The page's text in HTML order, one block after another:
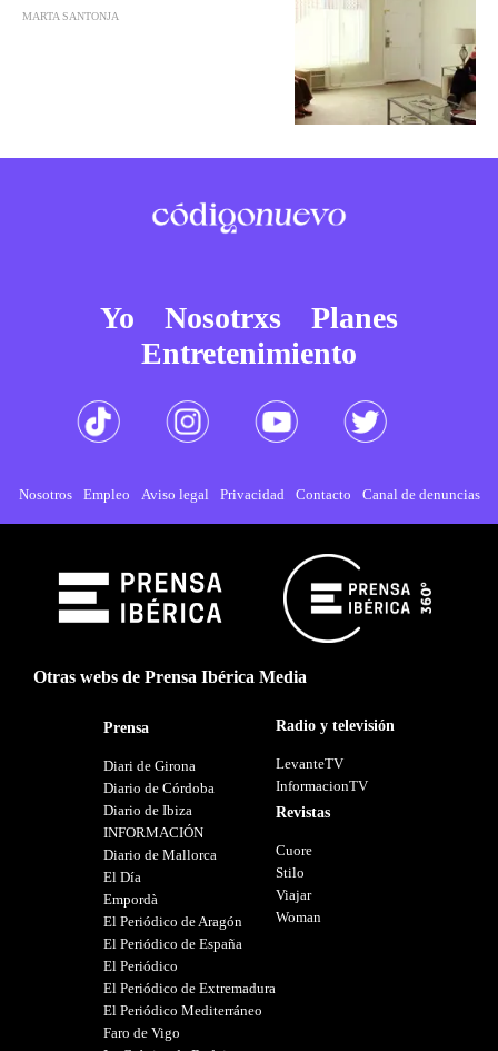
MARTA SANTONJA
Yo Nosotrxs
Planes
Entretenimiento
Nosotros Empleo Aviso legal Privacidad Contacto Canal de denuncias
Otras webs de Prensa Ibérica Media
Prensa
Diari de Girona
Diario de Córdoba
Diario de Ibiza
INFORMACIÓN
Diario de Mallorca
El Día
Empordà
El Periódico de Aragón
El Periódico de España
El Periódico
El Periódico de Extremadura
El Periódico Mediterráneo
Faro de Vigo
Radio y televisión
LevanteTV
InformacionTV
Revistas
Cuore
Stilo
Viajar
Woman